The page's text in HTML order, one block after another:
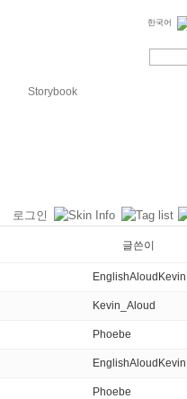
한국어
Storybook
로그인
글쓴이
EnglishAloudKevin
Kevin_Aloud
Phoebe
EnglishAloudKevin
Phoebe